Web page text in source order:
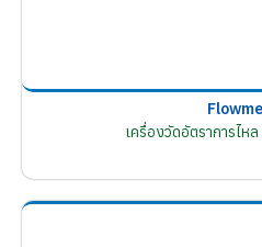
เครื่องวัดอัตราการไห